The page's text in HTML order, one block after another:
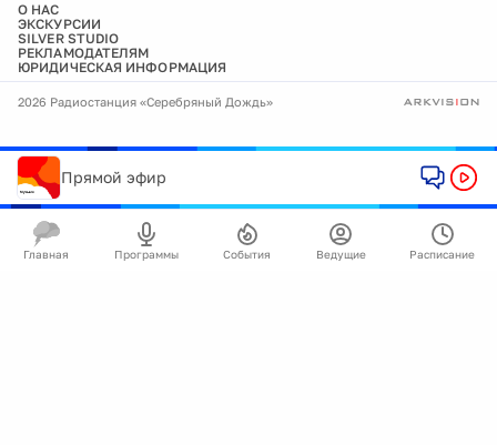
О НАС
ЭКСКУРСИИ
SILVER STUDIO
РЕКЛАМОДАТЕЛЯМ
ЮРИДИЧЕСКАЯ ИНФОРМАЦИЯ
2026 Радиостанция «Серебряный Дождь»
Прямой эфир
Главная Программы События Ведущие Расписание